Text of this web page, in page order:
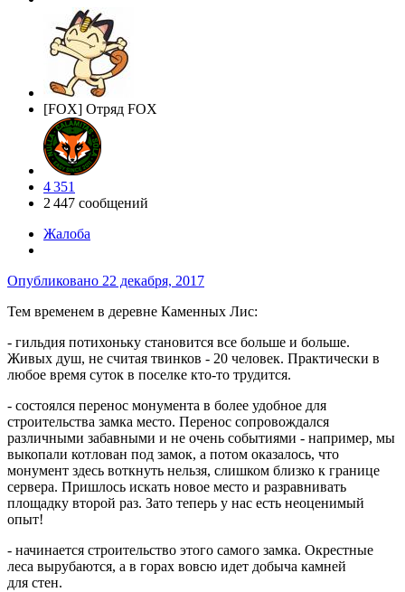
[FOX] Отряд FOX
4 351
2 447 сообщений
Жалоба
Опубликовано 22 декабря, 2017
Тем временем в деревне Каменных Лис:
- гильдия потихоньку становится все больше и больше.
Живых душ, не считая твинков - 20 человек. Практически в
любое время суток в поселке кто-то трудится.
- состоялся перенос монумента в более удобное для
строительства замка место. Перенос сопровождался
различными забавными и не очень событиями - например, мы
выкопали котлован под замок, а потом оказалось, что
монумент здесь воткнуть нельзя, слишком близко к границе
сервера. Пришлось искать новое место и разравнивать
площадку второй раз. Зато теперь у нас есть неоценимый
опыт!
- начинается строительство этого самого замка. Окрестные
леса вырубаются, а в горах вовсю идет добыча камней
для стен.